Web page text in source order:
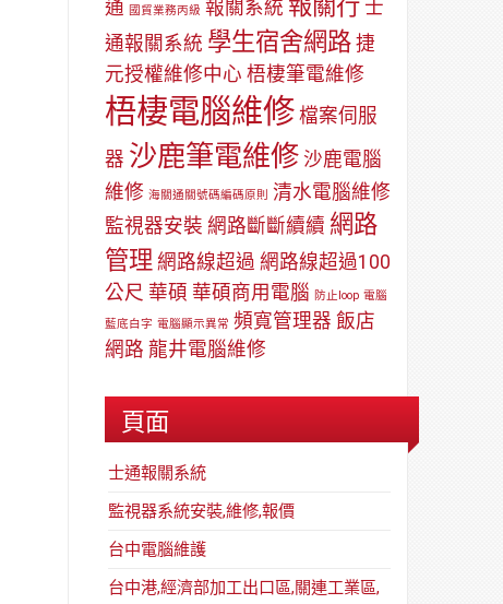
通 國貿業務丙級 報關系統
士
通報關系統 學生宿舍網路 捷
元授權維修中心 梧棲筆電維修
梧棲電腦維修 檔案伺服
器 沙鹿筆電維修 沙鹿電腦
維修 海關通關號碼編碼原則 清水電腦維修
監視器安裝 網路斷斷續續 網路
管理 網路線超過 網路線超過100
公尺 華碩 華碩商用電腦 防止loop 電腦
藍底白字 電腦顯示異常 頻寬管理器 飯店
網路 龍井電腦維修
頁面
士通報關系統
監視器系統安裝,維修,報價
台中電腦維護
台中港,經濟部加工出口區,關連工業區,